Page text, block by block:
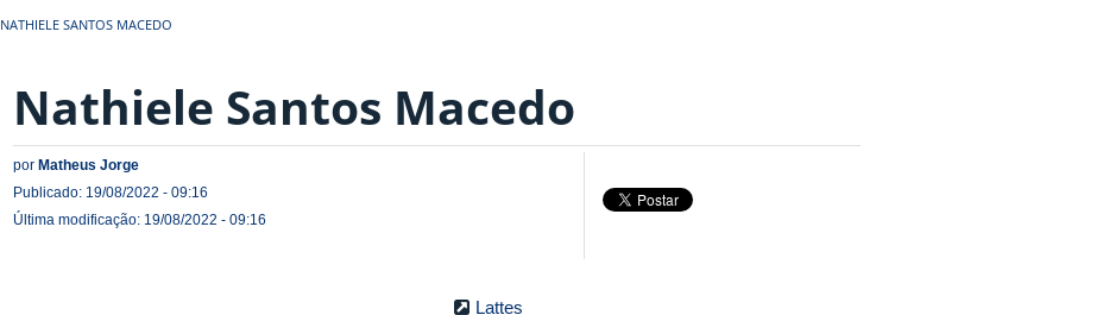
NATHIELE SANTOS MACEDO
Nathiele Santos Macedo
por Matheus Jorge
Publicado: 19/08/2022 - 09:16
Última modificação: 19/08/2022 - 09:16
Lattes